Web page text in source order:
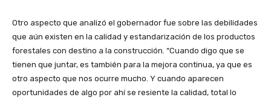
Otro aspecto que analizó el gobernador fue sobre las debilidades
que aún existen en la calidad y estandarización de los productos
forestales con destino a la construcción. “Cuando digo que se
tienen que juntar, es también para la mejora continua, ya que es
otro aspecto que nos ocurre mucho. Y cuando aparecen
oportunidades de algo por ahí se resiente la calidad, total lo